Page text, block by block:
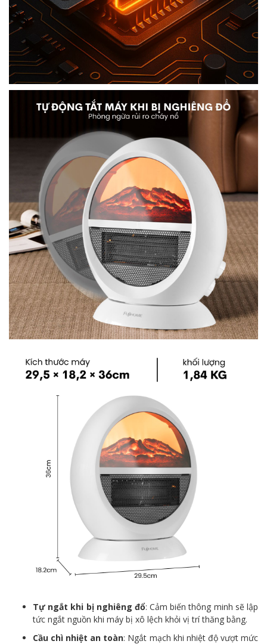
Tự ngắt khi bị nghiêng đổ: Cảm biến thông minh sẽ lập
tức ngắt nguồn khi máy bị xô lệch khỏi vị trí thăng bằng.
Cầu chì nhiệt an toàn: Ngắt mạch khi nhiệt độ vượt mức